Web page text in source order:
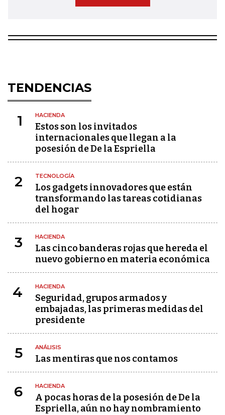
TENDENCIAS
1 HACIENDA
Estos son los invitados
internacionales que llegan a la
posesión de De la Espriella
2 TECNOLOGÍA
Los gadgets innovadores que están
transformando las tareas cotidianas
del hogar
3 HACIENDA
Las cinco banderas rojas que hereda el
nuevo gobierno en materia económica
4 HACIENDA
Seguridad, grupos armados y
embajadas, las primeras medidas del
presidente
5 ANÁLISIS
Las mentiras que nos contamos
6 HACIENDA
A pocas horas de la posesión de De la
Espriella, aún no hay nombramiento